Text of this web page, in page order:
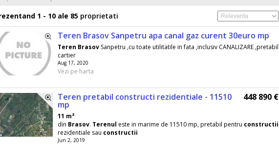
1 - 10 ale 85 proprietati
Teren Brasov Sanpetru apa canal gaz curent 30euro mp
Teren Brasov Sanpetru ,cu toate utilitatile in fata ,inclusiv CANALIZARE ,pretabil
cartier
Aug 17, 2020
Vezi pe harta
Teren pretabil constructi rezidentiale - 11510
mp
448 890 €
11 m²
din Brasov. Terenul este in marime de 11510 mp, pretabil pentru constructii
rezidentiale sau constructii
Jun 2, 2019